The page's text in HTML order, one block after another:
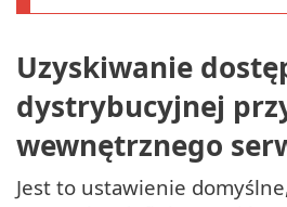
Uzyskiwanie
dystrybucyjnej
wewnętrznego
Jest to ustawienie